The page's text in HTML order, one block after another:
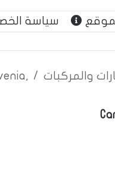
سياسة
والمركبات /